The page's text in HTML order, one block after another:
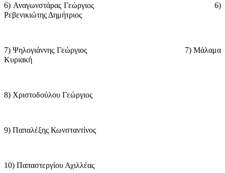
6) Αναγωνστάρας Γεώργιος
6)
Ρεβενικιώτης Δημήτριος
7) Ψηλογιάννης Γεώργιος
7) Μάλαμα
Κυριακή
8) Χριστοδούλου Γεώργιος
9) Παπαλέξης Κωνσταντίνος
10) Παπαστεργίου Αχιλλέας